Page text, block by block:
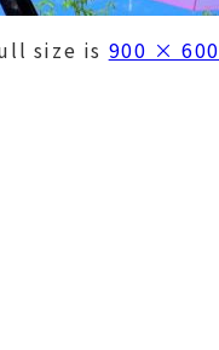
size is 900 × 600